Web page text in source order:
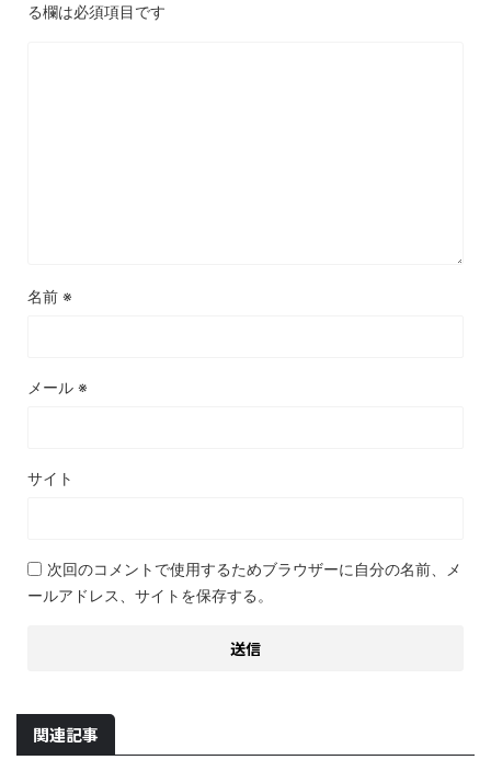
る欄は必須項目です
名前 ※
メール ※
サイト
次回のコメントで使用するためブラウザーに自分の名前、メ
ールアドレス、サイトを保存する。
関連記事